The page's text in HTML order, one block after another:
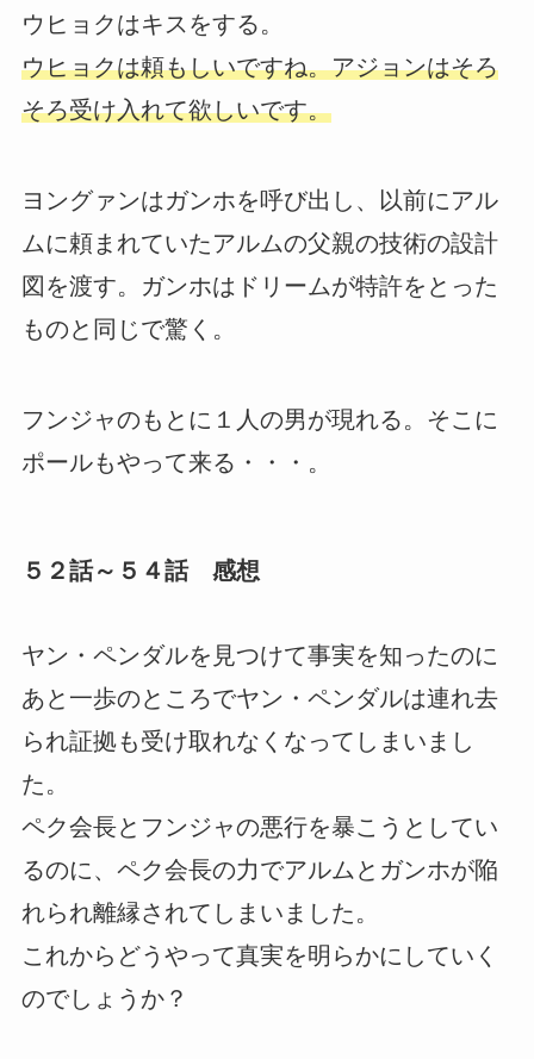
ウヒョクはキスをする。
ウヒョクは頼もしいですね。アジョンはそろ
そろ受け入れて欲しいです。
ヨングァンはガンホを呼び出し、以前にアル
ムに頼まれていたアルムの父親の技術の設計
図を渡す。ガンホはドリームが特許をとった
ものと同じで驚く。
フンジャのもとに１人の男が現れる。そこに
ポールもやって来る・・・。
５２話～５４話 感想
ヤン・ペンダルを見つけて事実を知ったのに
あと一歩のところでヤン・ペンダルは連れ去
られ証拠も受け取れなくなってしまいまし
た。
ペク会長とフンジャの悪行を暴こうとしてい
るのに、ペク会長の力でアルムとガンホが陥
れられ離縁されてしまいました。
これからどうやって真実を明らかにしていく
のでしょうか？